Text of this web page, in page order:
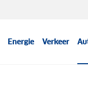
Energie Verkeer